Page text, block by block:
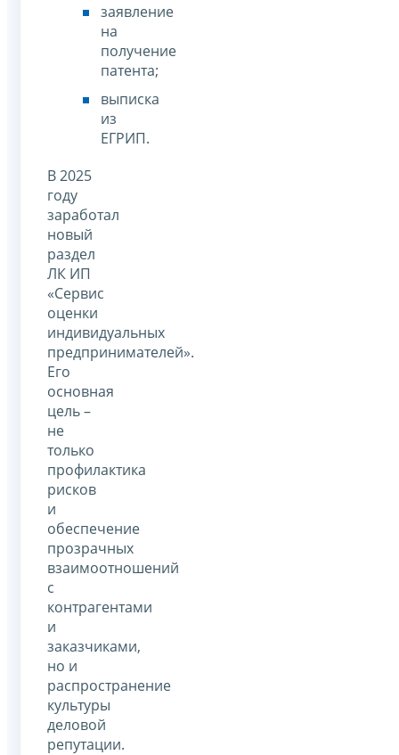
заявление
на
получение
патента;
выписка
из
ЕГРИП.
В 2025
году
заработал
новый
раздел
ЛК ИП
«Сервис
оценки
индивидуальных
предпринимателей».
Его
основная
цель –
не
только
профилактика
рисков
и
обеспечение
прозрачных
взаимоотношений
с
контрагентами
и
заказчиками,
но и
распространение
культуры
деловой
репутации.